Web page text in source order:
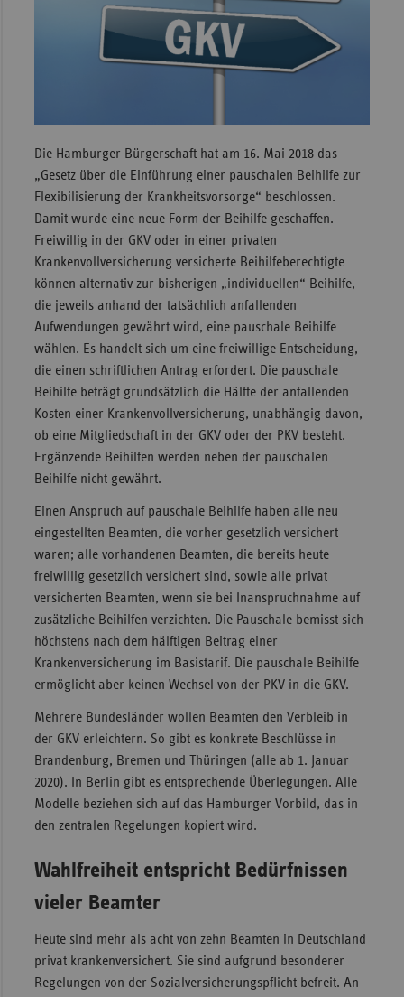
Die Hamburger Bürgerschaft hat am 16. Mai 2018 das
„Gesetz über die Einführung einer pauschalen Beihilfe zur
Flexibilisierung der Krankheitsvorsorge“ beschlossen.
Damit wurde eine neue Form der Beihilfe geschaffen.
Freiwillig in der GKV oder in einer privaten
Krankenvollversicherung versicherte Beihilfeberechtigte
können alternativ zur bisherigen „individuellen“ Beihilfe,
die jeweils anhand der tatsächlich anfallenden
Aufwendungen gewährt wird, eine pauschale Beihilfe
wählen. Es handelt sich um eine freiwillige Entscheidung,
die einen schriftlichen Antrag erfordert. Die pauschale
Beihilfe beträgt grundsätzlich die Hälfte der anfallenden
Kosten einer Krankenvollversicherung, unabhängig davon,
ob eine Mitgliedschaft in der GKV oder der PKV besteht.
Ergänzende Beihilfen werden neben der pauschalen
Beihilfe nicht gewährt.
Einen Anspruch auf pauschale Beihilfe haben alle neu
eingestellten Beamten, die vorher gesetzlich versichert
waren; alle vorhandenen Beamten, die bereits heute
freiwillig gesetzlich versichert sind, sowie alle privat
versicherten Beamten, wenn sie bei Inanspruchnahme auf
zusätzliche Beihilfen verzichten. Die Pauschale bemisst sich
höchstens nach dem hälftigen Beitrag einer
Krankenversicherung im Basistarif. Die pauschale Beihilfe
ermöglicht aber keinen Wechsel von der PKV in die GKV.
Mehrere Bundesländer wollen Beamten den Verbleib in
der GKV erleichtern. So gibt es konkrete Beschlüsse in
Brandenburg, Bremen und Thüringen (alle ab 1. Januar
2020). In Berlin gibt es entsprechende Überlegungen. Alle
Modelle beziehen sich auf das Hamburger Vorbild, das in
den zentralen Regelungen kopiert wird.
Wahlfreiheit entspricht Bedürfnissen
vieler Beamter
Heute sind mehr als acht von zehn Beamten in Deutschland
privat krankenversichert. Sie sind aufgrund besonderer
Regelungen von der Sozialversicherungspflicht befreit. An